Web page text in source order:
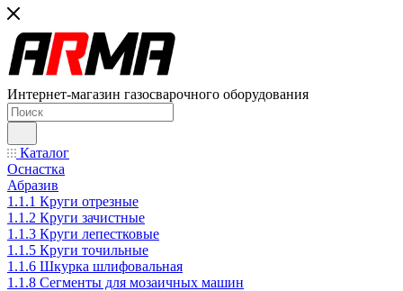
Интернет-магазин газосварочного оборудования
Каталог
Оснастка
Абразив
1.1.1 Круги отрезные
1.1.2 Круги зачистные
1.1.3 Круги лепестковые
1.1.5 Круги точильные
1.1.6 Шкурка шлифовальная
1.1.8 Сегменты для мозаичных машин